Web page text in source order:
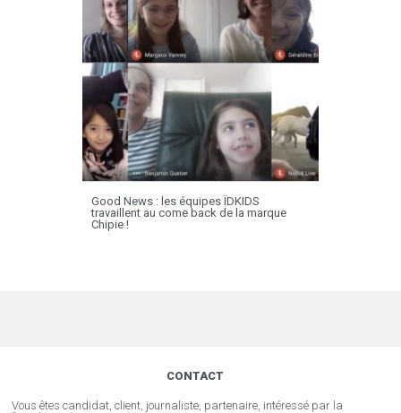
Good News : les équipes ÏDKIDS
travaillent au come back de la marque
Chipie !
CONTACT
Vous êtes candidat, client, journaliste, partenaire, intéressé par la